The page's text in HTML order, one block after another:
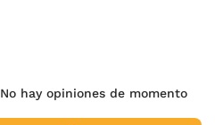
No hay opiniones de momento